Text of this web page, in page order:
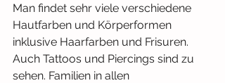
Man findet sehr viele verschiedene
Hautfarben und Körperformen
inklusive Haarfarben und Frisuren.
Auch Tattoos und Piercings sind zu
sehen. Familien in allen